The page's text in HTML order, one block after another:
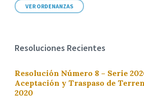
VER ORDENANZAS
Resoluciones Recientes
Resolución Número 8 – Serie
Aceptación y Traspaso de
2020